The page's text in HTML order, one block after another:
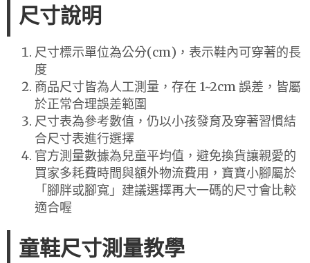
尺寸說明
尺寸標示單位為公分(cm)，表示鞋內可穿著的長
度
商品尺寸皆為人工測量，存在 1~2cm 誤差，皆屬
於正常合理誤差範圍
尺寸表為參考數值，仍以小孩發育及穿著習慣結
合尺寸表進行選擇
官方測量數據為兒童平均值，避免換貨讓親愛的
買家多耗費時間與額外物流費用，寶寶小腳屬於
「腳胖或腳寬」建議選擇再大一碼的尺寸會比較
適合喔
童鞋尺寸測量教學